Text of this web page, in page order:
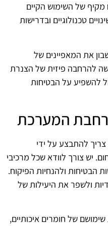
של השימוש הקיים
טכנולוגיים ובדרישות
את המאפיינים של
להרחבה פיזית של הצנרת
להשפיע על הבטיחות
המערכת
להתבצע על ידי
יש צורך לוודא שכל מרכיבי
ולהנחיות הפיקוח.
ולשפר את היעילות של
של חומרים איכותיים,